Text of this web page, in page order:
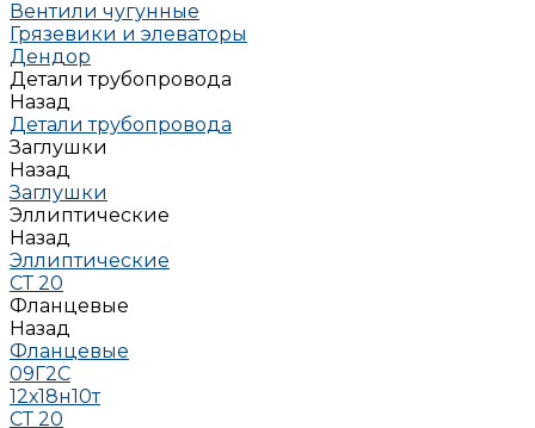
Вентили чугунные
Грязевики и элеваторы
Дендор
Детали трубопровода
Назад
Детали трубопровода
Заглушки
Назад
Заглушки
Эллиптические
Назад
Эллиптические
СТ 20
Фланцевые
Назад
Фланцевые
09Г2С
12х18н10т
СТ 20